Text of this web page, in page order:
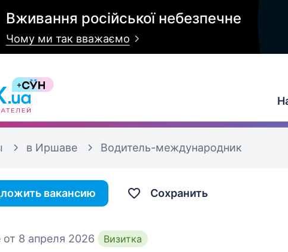
Вживання російської небезпечне
Чому ми так вважаємо
в Иршаве Водитель-международник
вакансию Сохранить
8 апреля 2026 Визитка